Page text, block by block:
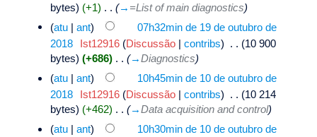
bytes) (+1) . . (→ =List of main diagnostics)
(atu |ant)
07h32min de 19 de outubro de
2018
Ist12916 (Discussão |contribs) . . (10 900
bytes) (+686) . . (→Diagnostics)
(atu |ant)
10h45min de 10 de outubro de
2018
Ist12916 (Discussão |contribs) . . (10 214
bytes) (+462) . . (→Data acquisition and control)
(atu |ant)
10h30min de 10 de outubro de